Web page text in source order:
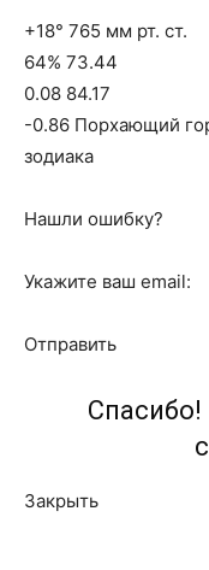
+18° 765 мм рт. ст.
64% 73.44
0.08 84.17
-0.86 Порхающий
зодиака
Нашли ошибку?
Укажите ваш email:
Отправить
Закрыть